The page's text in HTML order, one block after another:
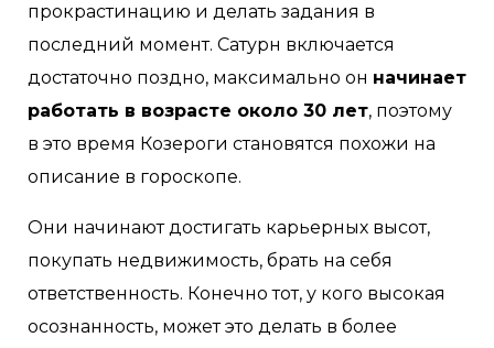
прокрастинацию и делать задания в
последний момент. Сатурн включается
достаточно поздно, максимально он начинает
работать в возрасте около 30 лет, поэтому
в это время Козероги становятся похожи на
описание в гороскопе.
Они начинают достигать карьерных высот,
покупать недвижимость, брать на себя
ответственность. Конечно тот, у кого высокая
осознанность, может это делать в более